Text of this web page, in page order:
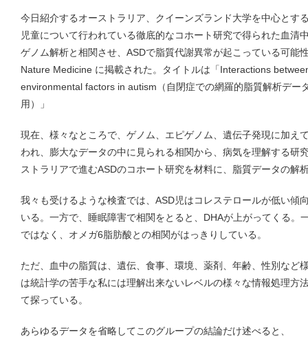
今日紹介するオーストラリア、クイーンズランド大学を中心とす
児童について行われている徹底的なコホート研究で得られた血清
ゲノム解析と相関させ、ASDで脂質代謝異常が起こっている可能
Nature Medicine に掲載された。タイトルは「Interactions
environmental factors in autism（自閉症での網羅的脂質解析デー
用）」
現在、様々なところで、ゲノム、エピゲノム、遺伝子発現に加え
われ、膨大なデータの中に見られる相関から、病気を理解する研
ストラリアで進むASDのコホート研究を材料に、脂質データの解
我々も受けるような検査では、ASD児はコレステロールが低い傾
いる。一方で、睡眠障害で相関をとると、DHAが上がってくる。
ではなく、オメガ6脂肪酸との相関がはっきりしている。
ただ、血中の脂質は、遺伝、食事、環境、薬剤、年齢、性別など
は統計学の苦手な私には理解出来ないレベルの様々な情報処理方
て探っている。
あらゆるデータを省略してこのグループの結論だけ述べると、